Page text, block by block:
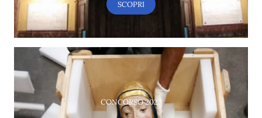
SCOPRI
CONCORSO 2023